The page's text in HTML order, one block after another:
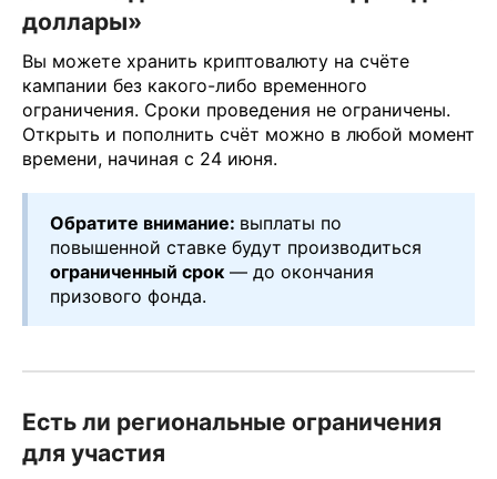
доллары»
Вы можете хранить криптовалюту на счёте
кампании без какого-либо временного
ограничения. Сроки проведения не ограничены.
Открыть и пополнить счёт можно в любой момент
времени, начиная с 24 июня.
Обратите внимание: выплаты по
повышенной ставке будут производиться
ограниченный срок — до окончания
призового фонда.
Есть ли региональные ограничения
для участия